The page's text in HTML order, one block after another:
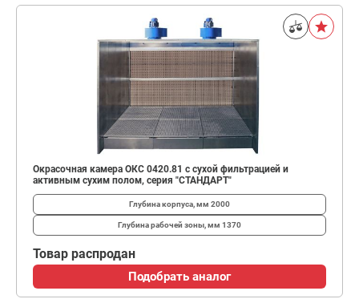
Окрасочная камера ОКС 0420.81 с сухой фильтрацией и
активным сухим полом, серия "СТАНДАРТ"
Глубина корпуса, мм 2000
Глубина рабочей зоны, мм 1370
Товар распродан
Подобрать аналог